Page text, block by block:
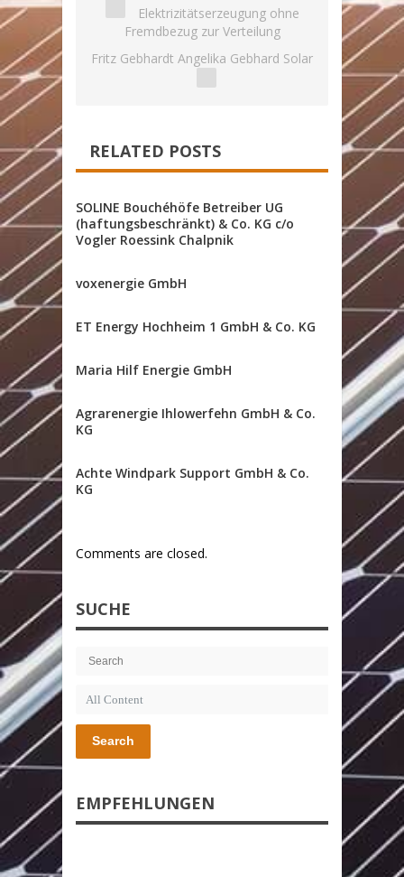
Elektrizitätserzeugung ohne
Fremdbezug zur Verteilung
Fritz Gebhardt Angelika Gebhard Solar
RELATED POSTS
SOLINE Bouchéhöfe Betreiber UG
(haftungsbeschränkt) & Co. KG c/o
Vogler Roessink Chalpnik
voxenergie GmbH
ET Energy Hochheim 1 GmbH & Co. KG
Maria Hilf Energie GmbH
Agrarenergie Ihlowerfehn GmbH & Co.
KG
Achte Windpark Support GmbH & Co.
KG
Comments are closed.
SUCHE
Search
EMPFEHLUNGEN